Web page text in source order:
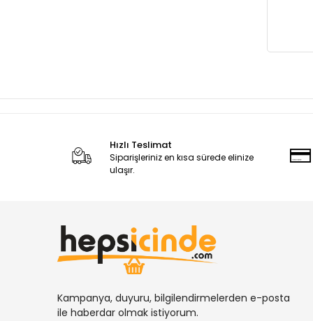
Hızlı Teslimat
Siparişleriniz en kısa sürede elinize
ulaşır.
Kampanya, duyuru, bilgilendirmelerden e-posta
ile haberdar olmak istiyorum.